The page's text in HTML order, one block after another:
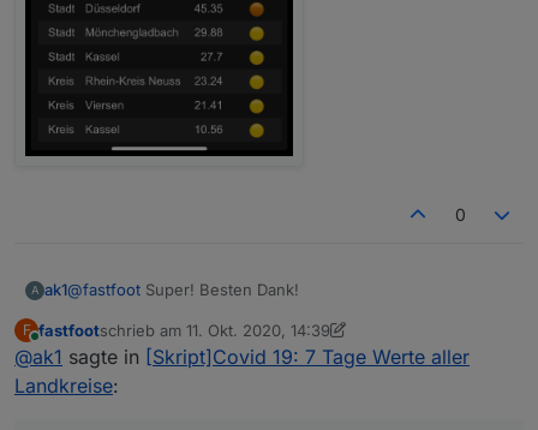
y":"auto"},"widgetSet" :"basic"
0
A ak1@fastfoot Super! Besten Dank!
Ich glaube, dass in Zeile 186 noch ein </tr> fehlt.
Bei mir funktioniert das jetzt sehr schön in der Startseite
F
Online
fastfootschrieb am 11. Okt. 2020, 14:39
zuletzt editiert von fastfoot10. Nov. 2020, 16:40
@ak1 sagte in [Skript]Covid 19: 7 Tage Werte aller
Landkreise: